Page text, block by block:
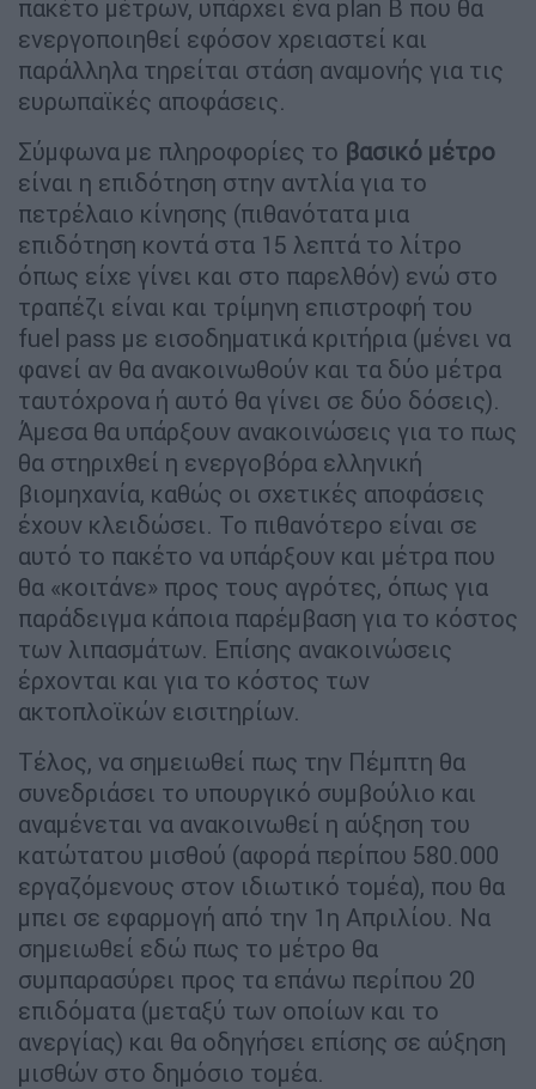
πακέτο μέτρων, υπάρχει ένα plan B που θα
ενεργοποιηθεί εφόσον χρειαστεί και
παράλληλα τηρείται στάση αναμονής για τις
ευρωπαϊκές αποφάσεις.
Σύμφωνα με πληροφορίες το βασικό μέτρο
είναι η επιδότηση στην αντλία για το
πετρέλαιο κίνησης (πιθανότατα μια
επιδότηση κοντά στα 15 λεπτά το λίτρο
όπως είχε γίνει και στο παρελθόν) ενώ στο
τραπέζι είναι και τρίμηνη επιστροφή του
fuel pass με εισοδηματικά κριτήρια (μένει να
φανεί αν θα ανακοινωθούν και τα δύο μέτρα
ταυτόχρονα ή αυτό θα γίνει σε δύο δόσεις).
Άμεσα θα υπάρξουν ανακοινώσεις για το πως
θα στηριχθεί η ενεργοβόρα ελληνική
βιομηχανία, καθώς οι σχετικές αποφάσεις
έχουν κλειδώσει. Το πιθανότερο είναι σε
αυτό το πακέτο να υπάρξουν και μέτρα που
θα «κοιτάνε» προς τους αγρότες, όπως για
παράδειγμα κάποια παρέμβαση για το κόστος
των λιπασμάτων. Επίσης ανακοινώσεις
έρχονται και για το κόστος των
ακτοπλοϊκών εισιτηρίων.
Τέλος, να σημειωθεί πως την Πέμπτη θα
συνεδριάσει το υπουργικό συμβούλιο και
αναμένεται να ανακοινωθεί η αύξηση του
κατώτατου μισθού (αφορά περίπου 580.000
εργαζόμενους στον ιδιωτικό τομέα), που θα
μπει σε εφαρμογή από την 1η Απριλίου. Να
σημειωθεί εδώ πως το μέτρο θα
συμπαρασύρει προς τα επάνω περίπου 20
επιδόματα (μεταξύ των οποίων και το
ανεργίας) και θα οδηγήσει επίσης σε αύξηση
μισθών στο δημόσιο τομέα.